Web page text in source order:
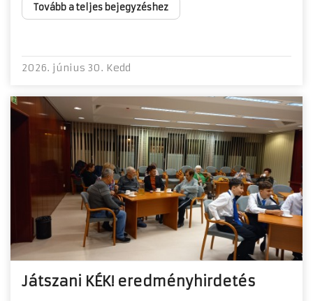
Tovább a teljes bejegyzéshez
2026. június 30. Kedd
Játszani KÉK! eredményhirdetés